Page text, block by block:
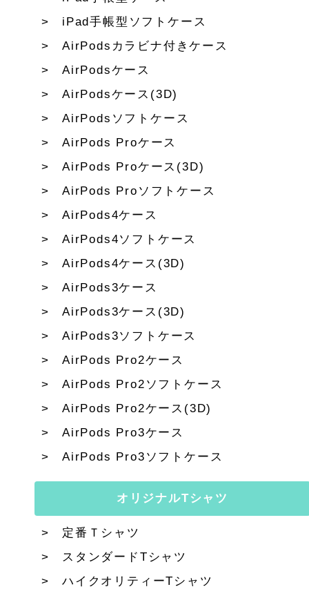
iPad手帳型ソフトケース
AirPodsカラビナ付きケース
AirPodsケース
AirPodsケース(3D)
AirPodsソフトケース
AirPods Proケース
AirPods Proケース(3D)
AirPods Proソフトケース
AirPods4ケース
AirPods4ソフトケース
AirPods4ケース(3D)
AirPods3ケース
AirPods3ケース(3D)
AirPods3ソフトケース
AirPods Pro2ケース
AirPods Pro2ソフトケース
AirPods Pro2ケース(3D)
AirPods Pro3ケース
AirPods Pro3ソフトケース
オリジナルTシャツ
定番Ｔシャツ
スタンダードTシャツ
ハイクオリティーTシャツ